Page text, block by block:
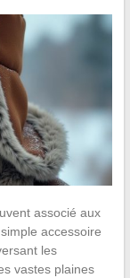
associé aux
accessoire
les
vastes plaines